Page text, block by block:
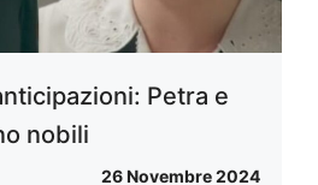
Petra e
nobili
26 Novembre 2024